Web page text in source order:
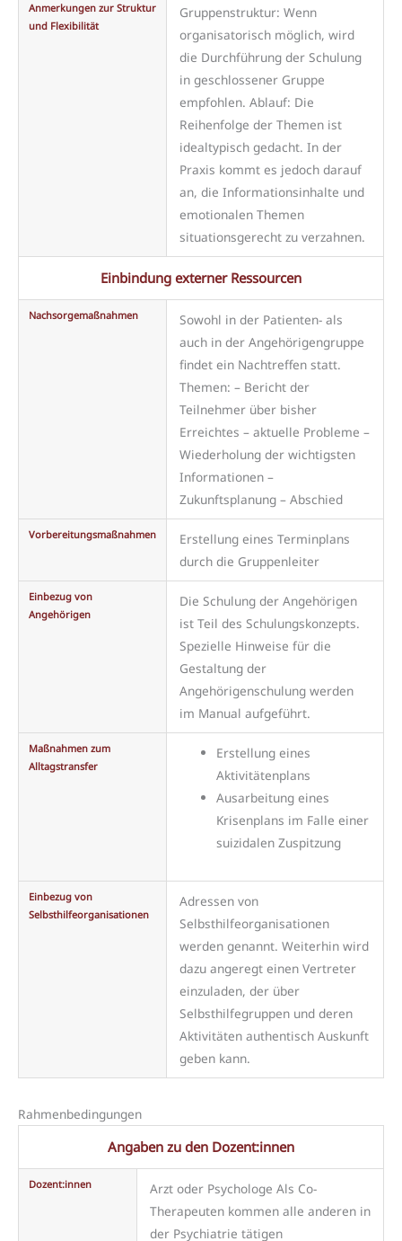
Anmerkungen zur Struktur
und Flexibilität
Gruppenstruktur: Wenn
organisatorisch möglich, wird
die Durchführung der Schulung
in geschlossener Gruppe
empfohlen. Ablauf: Die
Reihenfolge der Themen ist
idealtypisch gedacht. In der
Praxis kommt es jedoch darauf
an, die Informationsinhalte und
emotionalen Themen
situationsgerecht zu verzahnen.
Einbindung externer Ressourcen
Nachsorgemaßnahmen
Sowohl in der Patienten- als
auch in der Angehörigengruppe
findet ein Nachtreffen statt.
Themen: – Bericht der
Teilnehmer über bisher
Erreichtes – aktuelle Probleme –
Wiederholung der wichtigsten
Informationen –
Zukunftsplanung – Abschied
Vorbereitungsmaßnahmen
Erstellung eines Terminplans
durch die Gruppenleiter
Einbezug von
Angehörigen
Die Schulung der Angehörigen
ist Teil des Schulungskonzepts.
Spezielle Hinweise für die
Gestaltung der
Angehörigenschulung werden
im Manual aufgeführt.
Maßnahmen zum
Alltagstransfer
Erstellung eines
Aktivitätenplans
Ausarbeitung eines
Krisenplans im Falle einer
suizidalen Zuspitzung
Einbezug von
Selbsthilfeorganisationen
Adressen von
Selbsthilfeorganisationen
werden genannt. Weiterhin wird
dazu angeregt einen Vertreter
einzuladen, der über
Selbsthilfegruppen und deren
Aktivitäten authentisch Auskunft
geben kann.
Rahmenbedingungen
Angaben zu den Dozent:innen
Dozent:innen
Arzt oder Psychologe Als Co-
Therapeuten kommen alle anderen in
der Psychiatrie tätigen